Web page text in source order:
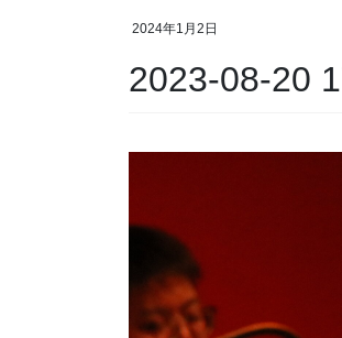
2024年1月2日
2023-08-20